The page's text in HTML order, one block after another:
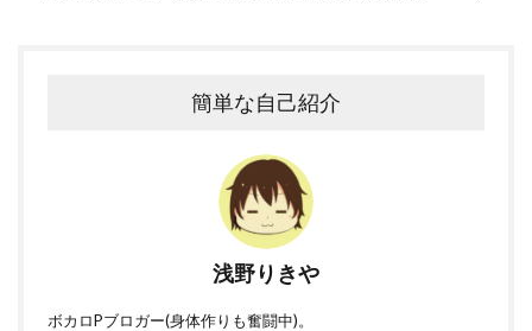
簡単な自己紹介
浅野りきや
ボカロPブロガー(身体作りも奮闘中)。